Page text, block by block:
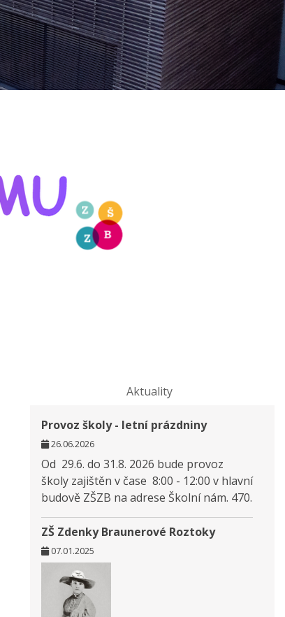
Aktuality
Provoz školy - letní prázdniny
26.06.2026
Od 29.6. do 31.8. 2026 bude provoz
školy zajištěn v čase 8:00 - 12:00 v hlavní
budově ZŠZB na adrese Školní nám. 470.
ZŠ Zdenky Braunerové Roztoky
07.01.2025